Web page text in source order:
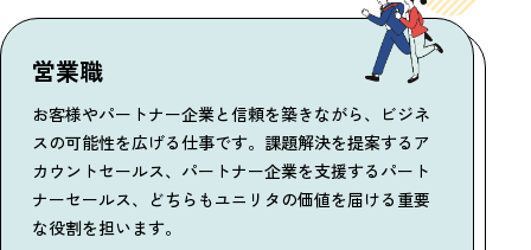
営業職
お客様やパートナー企業と信頼を築きながら、ビジネ
スの可能性を広げる仕事です。課題解決を提案するア
カウントセールス、パートナー企業を支援するパート
ナーセールス、どちらもユニリタの価値を届ける重要
な役割を担います。